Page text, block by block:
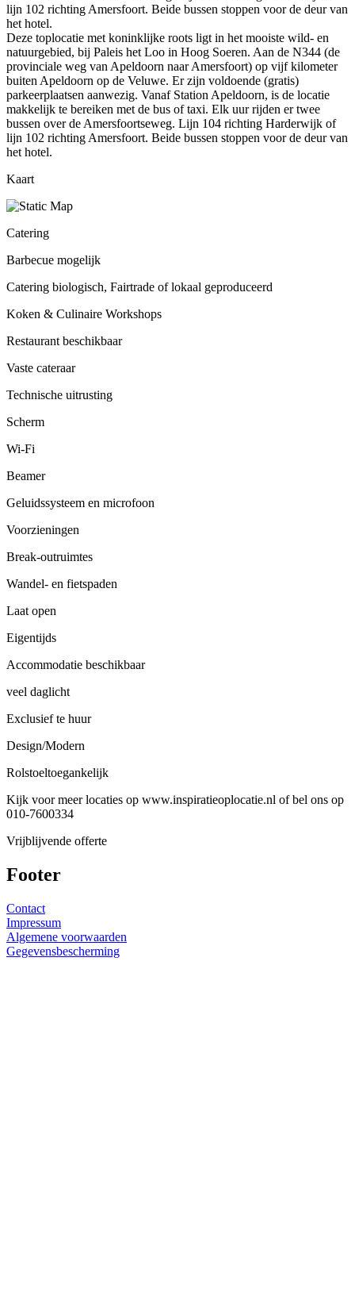
lijn 102 richting Amersfoort. Beide bussen stoppen voor de deur van
het hotel.
Deze toplocatie met koninklijke roots ligt in het mooiste wild- en
natuurgebied, bij Paleis het Loo in Hoog Soeren. Aan de N344 (de
provinciale weg van Apeldoorn naar Amersfoort) op vijf kilometer
buiten Apeldoorn op de Veluwe. Er zijn voldoende (gratis)
parkeerplaatsen aanwezig. Vanaf Station Apeldoorn, is de locatie
makkelijk te bereiken met de bus of taxi. Elk uur rijden er twee
bussen over de Amersfoortseweg. Lijn 104 richting Harderwijk of
lijn 102 richting Amersfoort. Beide bussen stoppen voor de deur van
het hotel.
Kaart
Catering
Barbecue mogelijk
Catering biologisch, Fairtrade of lokaal geproduceerd
Koken & Culinaire Workshops
Restaurant beschikbaar
Vaste cateraar
Technische uitrusting
Scherm
Wi-Fi
Beamer
Geluidssysteem en microfoon
Voorzieningen
Break-outruimtes
Wandel- en fietspaden
Laat open
Eigentijds
Accommodatie beschikbaar
veel daglicht
Exclusief te huur
Design/Modern
Rolstoeltoegankelijk
Kijk voor meer locaties op www.inspiratieoplocatie.nl of bel ons op
010-7600334
Vrijblijvende offerte
Footer
Contact
Impressum
Algemene voorwaarden
Gegevensbescherming